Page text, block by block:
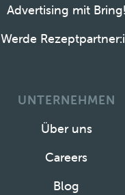
Advertising mit Bring!
Werde
UNTERNEHMEN
Über uns
Careers
Blog